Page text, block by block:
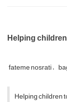
Helping
fateme nosrati
Helping children